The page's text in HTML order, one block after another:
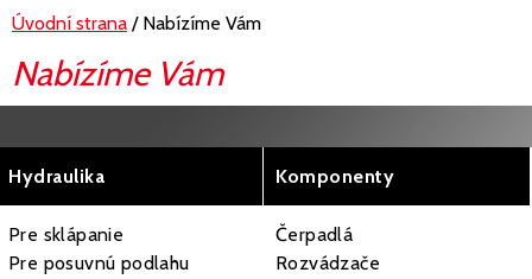
Úvodní strana / Nabízíme Vám
Nabízíme Vám
Hydraulika
Pre sklápanie
Pre posuvnú podlahu
Komponenty
Čerpadlá
Rozvádzače